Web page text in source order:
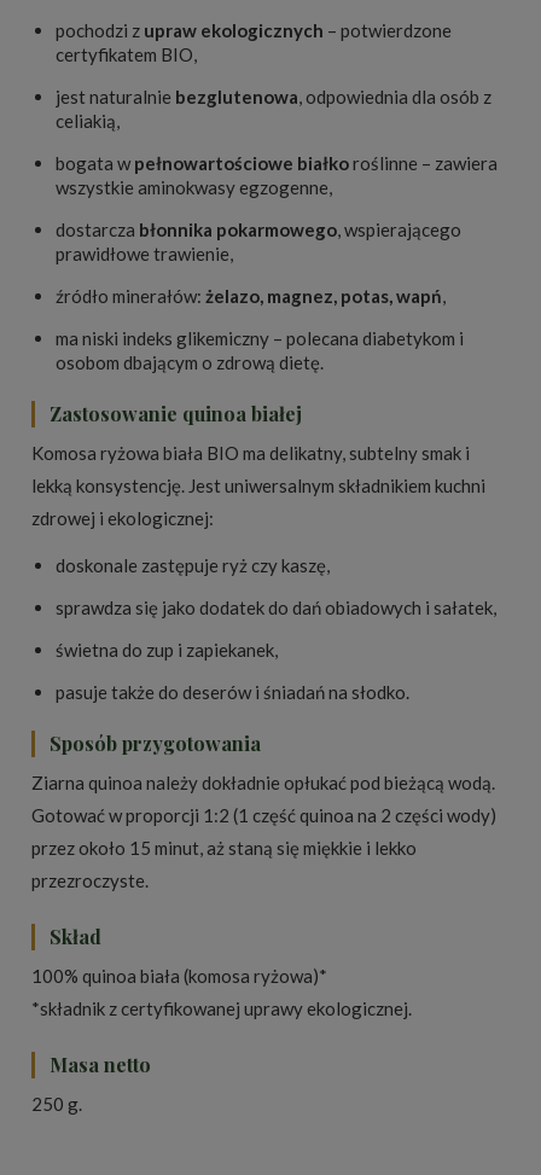
pochodzi z upraw ekologicznych – potwierdzone
certyfikatem BIO,
jest naturalnie bezglutenowa, odpowiednia dla osób z
celiakią,
bogata wpełnowartościowe białkoroślinne – zawiera
wszystkie aminokwasy egzogenne,
dostarcza błonnika pokarmowego, wspierającego
prawidłowe trawienie,
źródło minerałów: żelazo, magnez, potas, wapń,
ma niski indeks glikemiczny – polecana diabetykom i
osobom dbającym o zdrową dietę.
Zastosowanie quinoa białej
Komosa ryżowa biała BIO ma delikatny, subtelny smak i
lekką konsystencję. Jest uniwersalnym składnikiem kuchni
zdrowej i ekologicznej:
doskonale zastępuje ryż czy kaszę,
sprawdza się jako dodatek do dań obiadowych i sałatek,
świetna do zup i zapiekanek,
pasuje także do deserów i śniadań na słodko.
Sposób przygotowania
Ziarna quinoa należy dokładnie opłukać pod bieżącą wodą.
Gotować w proporcji 1:2 (1 część quinoa na 2 części wody)
przez około 15 minut, aż staną się miękkie i lekko
przezroczyste.
Skład
100% quinoa biała (komosa ryżowa)*
*składnik z certyfikowanej uprawy ekologicznej.
Masa netto
250 g.